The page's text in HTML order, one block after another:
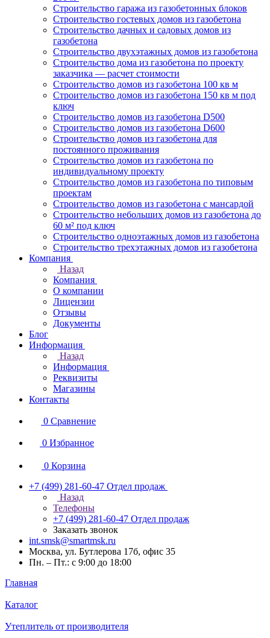
Строительство гаража из газобетонных блоков
Строительство гостевых домов из газобетона
Строительство дачных и садовых домов из
газобетона
Строительство двухэтажных домов из газобетона
Строительство дома из газобетона по проекту
заказчика — расчет стоимости
Строительство домов из газобетона 100 кв м
Строительство домов из газобетона 150 кв м под
ключ
Строительство домов из газобетона D500
Строительство домов из газобетона D600
Строительство домов из газобетона для
постоянного проживания
Строительство домов из газобетона по
индивидуальному проекту
Строительство домов из газобетона по типовым
проектам
Строительство домов из газобетона с мансардой
Строительство небольших домов из газобетона до
60 м² под ключ
Строительство одноэтажных домов из газобетона
Строительство трехэтажных домов из газобетона
Компания
Назад
Компания
О компании
Лицензии
Отзывы
Документы
Блог
Информация
Назад
Информация
Реквизиты
Магазины
Контакты
0 Сравнение
0 Избранное
0 Корзина
+7 (499) 281-60-47 Отдел продаж
Назад
Телефоны
+7 (499) 281-60-47 Отдел продаж
Заказать звонок
int.smsk@smartmsk.ru
Москва, ул. Бутлерова 17б, офис 35
Пн. – Пт.: с 9:00 до 18:00
Главная
Каталог
Утеплитель от производителя